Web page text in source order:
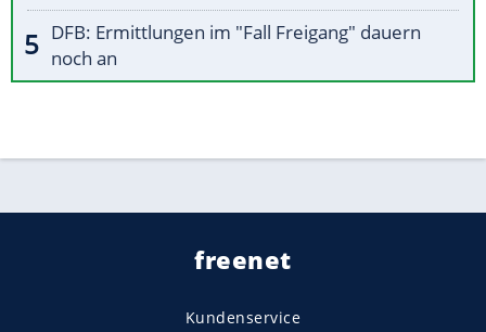
DFB: Ermittlungen im "Fall Freigang" dauern
noch an
freenet
Kundenservice